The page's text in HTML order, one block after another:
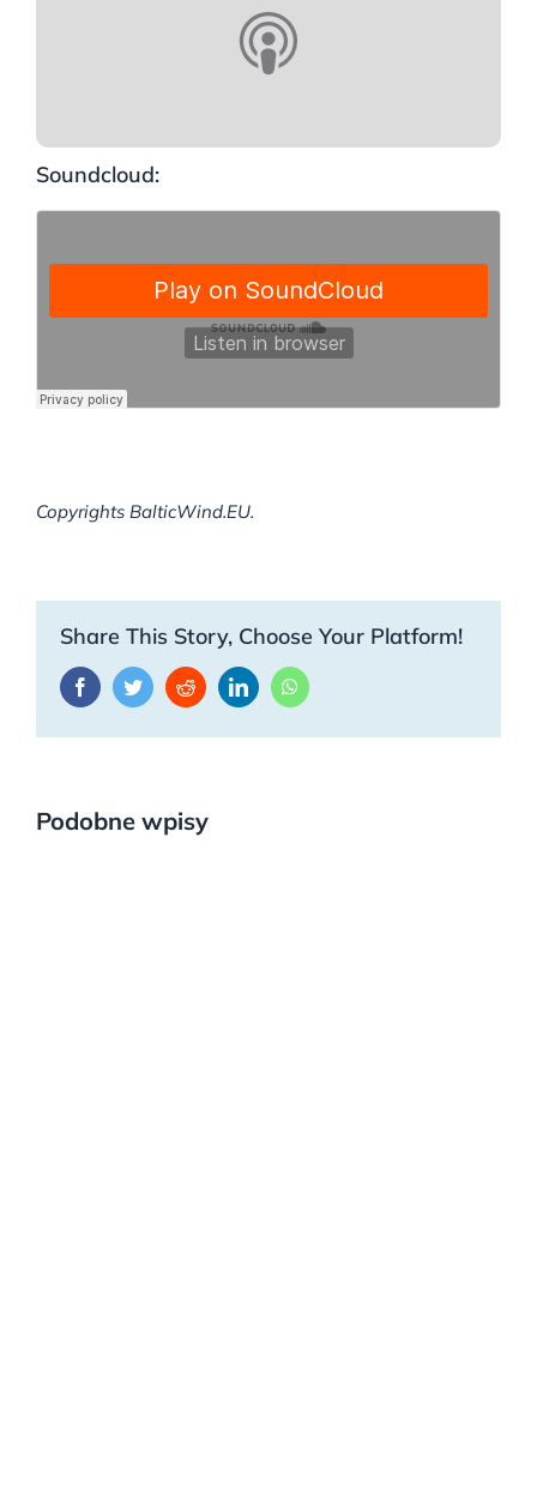
Soundcloud:
Copyrights BalticWind.EU.
Share This Story, Choose Your Platform!
FacebookTwitterRedditLinkedInWhatsApp
Podobne wpisy